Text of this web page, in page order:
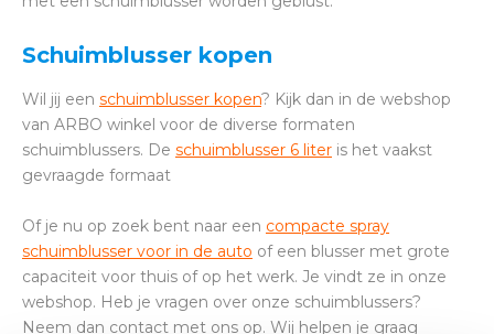
Schuimblusser kopen
Wil jij een schuimblusser kopen? Kijk dan in de webshop
van ARBO winkel voor de diverse formaten
schuimblussers. De schuimblusser 6 liter is het vaakst
gevraagde formaat
Of je nu op zoek bent naar een compacte spray
schuimblusser voor in de auto of een blusser met grote
capaciteit voor thuis of op het werk. Je vindt ze in onze
webshop. Heb je vragen over onze schuimblussers?
Neem dan contact met ons op. Wij helpen je graag